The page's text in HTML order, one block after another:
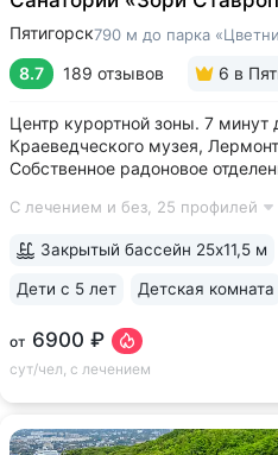
Пятигорск790 м до парка
8.7 189 отзывов 6 в
Центр курортной зоны. 7 минут
Краеведческого музея,
Собственное радоновое
сохраняя все полезные
С лечением и без, 25 профилей
от 6900 ₽
сут/чел, с лечением
Закрытый бассейн 25x11,5 м
Дети с 5 лет Детская комната